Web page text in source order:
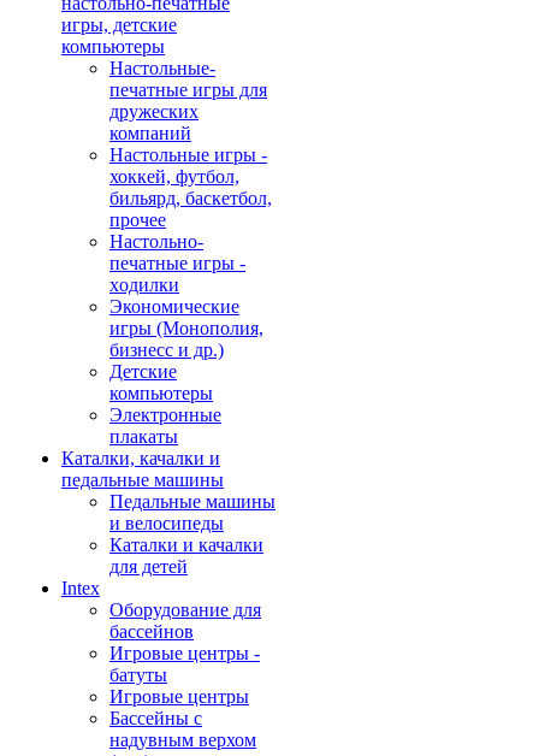
игры, детские
компьютеры
Настольные-
печатные игры для
дружеских
компаний
Настольные игры -
хоккей, футбол,
бильярд, баскетбол,
прочее
Настольно-
печатные игры -
ходилки
Экономические
игры (Монополия,
бизнесс и др.)
Детские
компьютеры
Электронные
плакаты
Каталки, качалки и
педальные машины
Педальные машины
и велосипеды
Каталки и качалки
для детей
Intex
Оборудование для
бассейнов
Игровые центры -
батуты
Игровые центры
Бассейны с
надувным верхом